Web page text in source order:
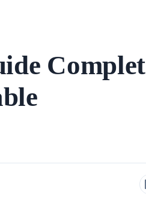
Complet